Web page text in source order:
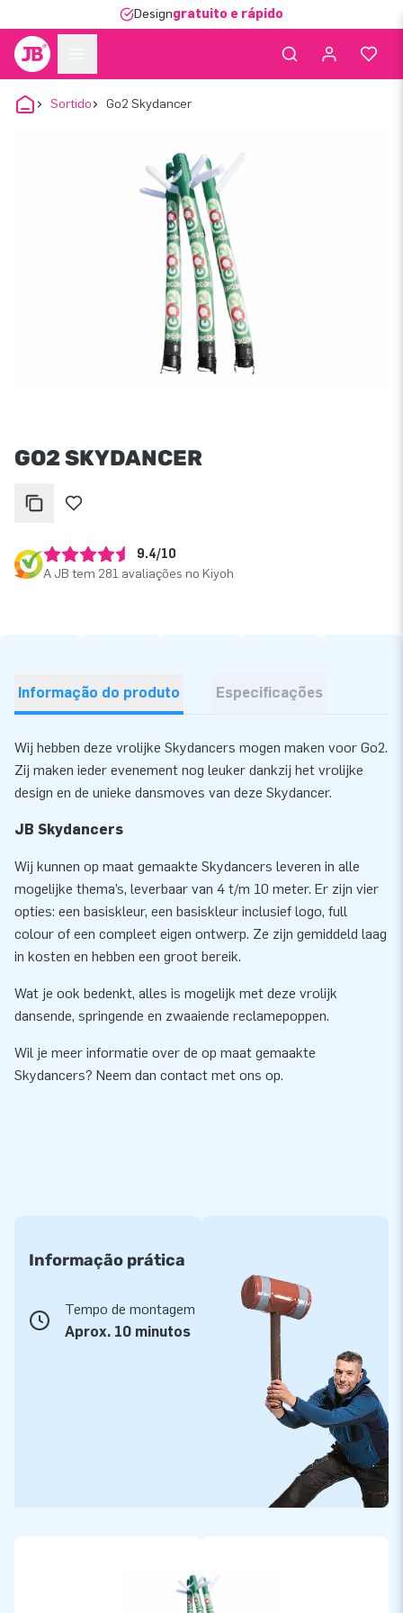
Designgratuito e rápido
Sortido Go2 Skydancer
GO2 SKYDANCER
9.4/10
A JB tem 281 avaliações no Kiyoh
Informação do produto Especificações
Wij hebben deze vrolijke Skydancers mogen maken voor Go2.
Zij maken ieder evenement nog leuker dankzij het vrolijke
design en de unieke dansmoves van deze Skydancer.
JB Skydancers
Wij kunnen op maat gemaakte Skydancers leveren in alle
mogelijke thema’s, leverbaar van 4 t/m 10 meter. Er zijn vier
opties: een basiskleur, een basiskleur inclusief logo, full
colour of een compleet eigen ontwerp. Ze zijn gemiddeld laag
in kosten en hebben een groot bereik.
Wat je ook bedenkt, alles is mogelijk met deze vrolijk
dansende, springende en zwaaiende reclamepoppen.
Wil je meer informatie over de op maat gemaakte
Skydancers? Neem dan contact met ons op.
Informação prática
Tempo de montagem
Aprox. 10 minutos